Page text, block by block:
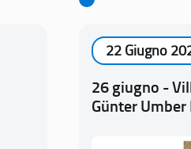
22 Giugno
26 giugno -
Günter